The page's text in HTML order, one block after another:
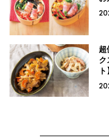
超
ク
ト